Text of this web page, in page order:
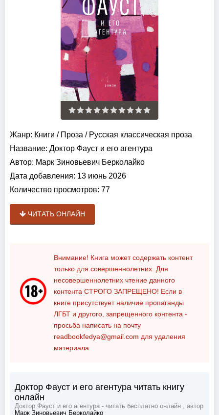
Жанр: Книги / Проза / Русская классическая проза
Название: Доктор Фауст и его агентура
Автор: Марк Зиновьевич Берколайко
Дата добавления: 13 июнь 2026
Количество просмотров: 77
ЧИТАТЬ ОНЛАЙН
Внимание! Книга может содержать контент
только для совершеннолетних. Для
несовершеннолетних чтение данного
контента СТРОГО ЗАПРЕЩЕНО! Если в
книге присутствует наличие пропаганды
ЛГБТ и другого, запрещенного контента -
просьба написать на почту
readbookfedya@gmail.com для удаления
материала
Доктор Фауст и его агентура читать книгу
онлайн
Доктор Фауст и его агентура - читать бесплатно онлайн , автор
Марк Зиновьевич Берколайко